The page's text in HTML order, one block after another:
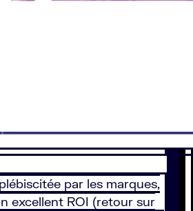
par les marques,
excellent ROI (retour sur